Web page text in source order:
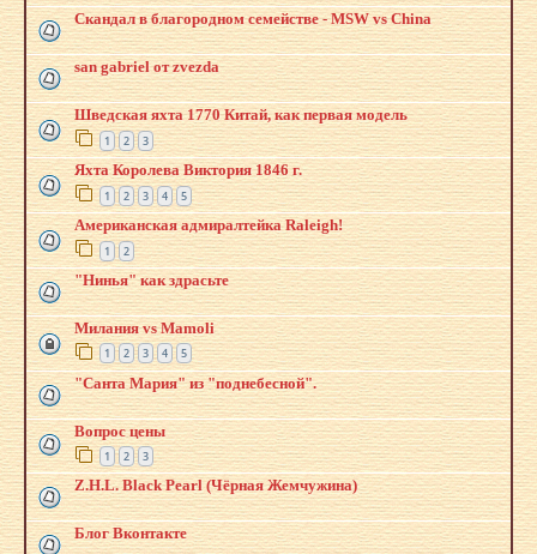
Скандал в благородном семействе - MSW vs China
san gabriel от zvezda
Шведская яхта 1770 Китай, как первая модель
1 2 3
Яхта Королева Виктория 1846 г.
1 2 3 4 5
Американская адмиралтейка Raleigh!
1 2
"Hинья" как здрасьте
Милания vs Mamoli
1 2 3 4 5
"Санта Мария" из "поднебесной".
Вопрос цены
1 2 3
Z.H.L. Black Pearl (Чёрная Жемчужина)
Блог Вконтакте